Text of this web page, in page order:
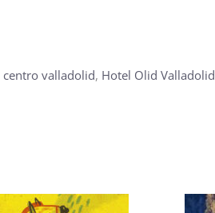
centro valladolid, Hotel Olid Valladolid